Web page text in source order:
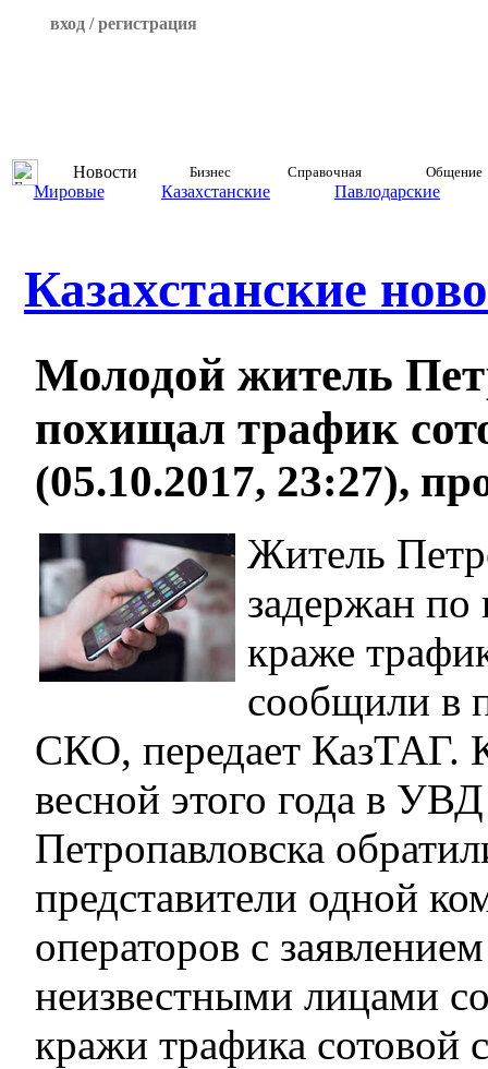
вход / регистрация
Новости Бизнес Справочная Общение
Мировые Казахстанские Павлодарские
Казахстанские
Молодой житель
похищал трафик
(05.10.2017, 23:27),
Житель
задержан
краже
сообщили в
СКО, передает КазТАГ.
весной этого года в УВД
Петропавловска
представители одной
операторов с
неизвестными лицами
кражи трафика сотовой